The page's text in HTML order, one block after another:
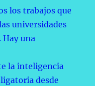
los trabajos que
universidades
Hay una
la inteligencia
desde